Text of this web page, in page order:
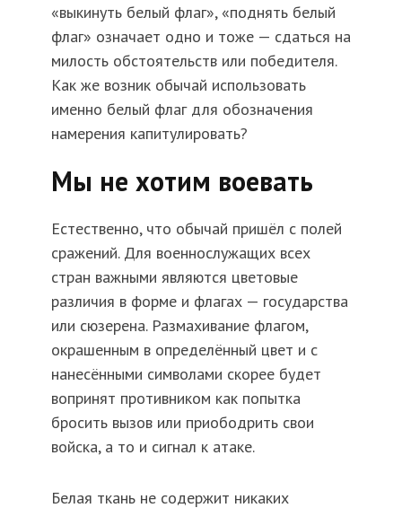
«выкинуть белый флаг», «поднять белый
флаг» означает одно и тоже — сдаться на
милость обстоятельств или победителя.
Как же возник обычай использовать
именно белый флаг для обозначения
намерения капитулировать?
Мы не хотим воевать
Естественно, что обычай пришёл с полей
сражений. Для военнослужащих всех
стран важными являются цветовые
различия в форме и флагах — государства
или сюзерена. Размахивание флагом,
окрашенным в определённый цвет и с
нанесёнными символами скорее будет
вопринят противником как попытка
бросить вызов или приободрить свои
войска, а то и сигнал к атаке.
Белая ткань не содержит никаких